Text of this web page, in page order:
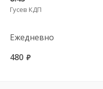
Гусев КДП
Ежедневно
480 руб.